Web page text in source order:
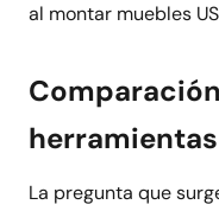
al montar muebles
La pregunta que